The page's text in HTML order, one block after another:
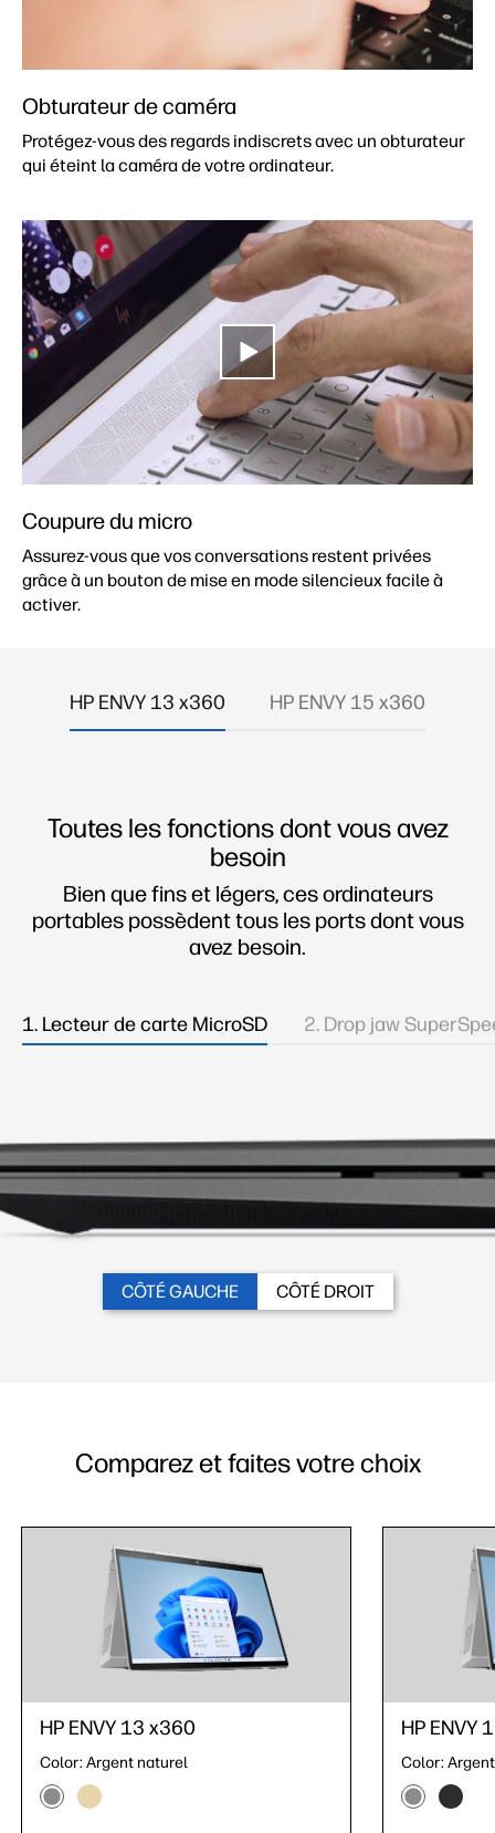
Obturateur de caméra
Protégez-vous des regards indiscrets avec un obturateur
qui éteint la caméra de votre ordinateur.
Coupure du micro
Assurez-vous que vos conversations restent privées
grâce à un bouton de mise en mode silencieux facile à
activer.
HP ENVY 13 x360 HP ENVY 15 x360
Toutes les fonctions dont vous avez
besoin
Bien que fins et légers, ces ordinateurs
portables possèdent tous les ports dont vous
avez besoin.
1. Lecteur de carte MicroSD 2. Drop jaw
1. Combo audio jack 2. Drop jaw SuperSpeed USB
CÔTÉ GAUCHE CÔTÉ DROIT
Comparez et faites votre choix
HP ENVY 13 x360
Color:Argent naturel
HP ENVY
Color:Or pâle
HP ENVY
Color: